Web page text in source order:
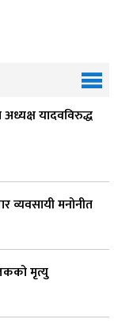
अध्यक्ष यादवविरुद्ध
व्यवसायी मनोनीत
मृत्यु